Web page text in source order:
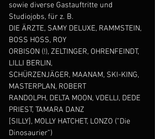
sowie diverse Gastauftritte und
Studiojobs, für z. B.
DIE ÄRZTE, SAMY DELUXE, RAMMSTEIN,
BOSS HOSS, ROY
ORBISON (!), ZELTINGER, OHRENFEINDT,
LILLI BERLIN,
SCHÜRZENJÄGER, MAANAM, SKI-KING,
MASTERPLAN, ROBERT
RANDOLPH, DELTA MOON, VDELLI, DEDE
PRIEST, TAMARA DANZ
[SILLY], MOLLY HATCHET, LONZO (”Die
Dinosaurier”)